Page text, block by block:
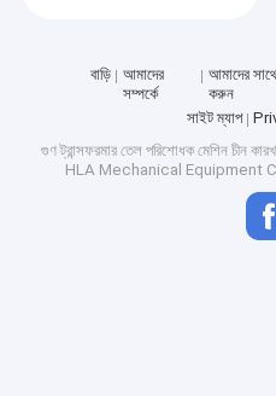
বাড়ি
আমাদের
সম্পর্কে
আমাদের
করুন
সাইট ম্যাপ
গুণট্রান্সফরমার তেল পরিশোধক মেশিনচীন
HLA Mechanical Equipment